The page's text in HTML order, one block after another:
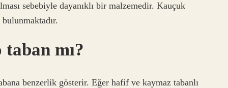
sebebiyle dayanıklı bir malzemedir. Kauçuk
mı?
benzerlik gösterir. Eğer hafif ve kaymaz tabanlı